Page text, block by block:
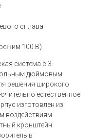
сплава
100 В)
система с 3-
дюймовым
решения широкого
естественное
изготовлен из
воздействиям
кронштейн
в